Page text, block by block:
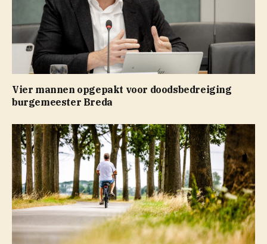
Vier mannen opgepakt voor doodsbedreiging
burgemeester Breda